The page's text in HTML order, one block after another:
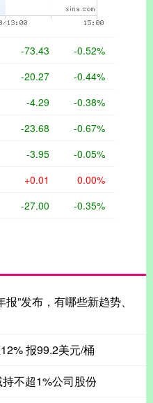
-73.43 -0.52%
-20.27 -0.44%
-4.29 -0.38%
-23.68 -0.67%
-3.95 -0.05%
+0.01 0.00%
-27.00 -0.35%
”发布，有哪些新趋势、
报99.2美元/桶
不超1%公司股份